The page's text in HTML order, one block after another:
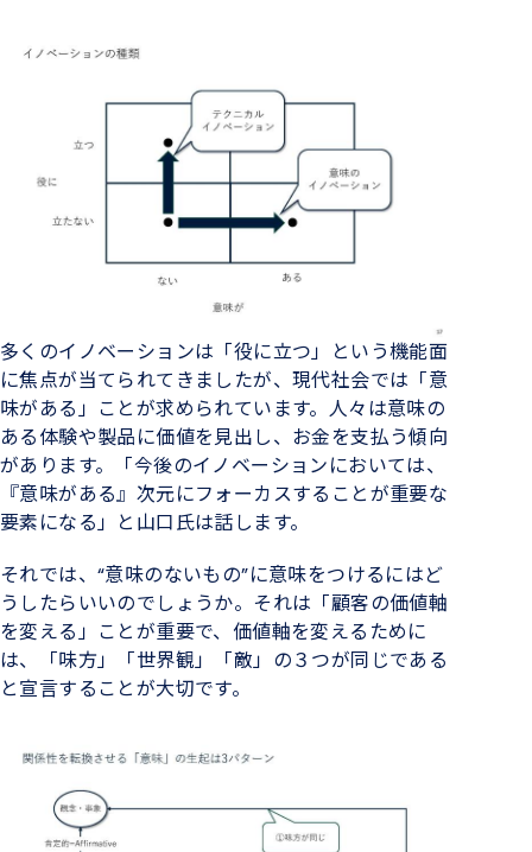
多くのイノベーションは「役に立つ」という機能面
に焦点が当てられてきましたが、現代社会では「意
味がある」ことが求められています。人々は意味の
ある体験や製品に価値を見出し、お金を支払う傾向
があります。「今後のイノベーションにおいては、
『意味がある』次元にフォーカスすることが重要な
要素になる」と山口氏は話します。
それでは、“意味のないもの”に意味をつけるにはど
うしたらいいのでしょうか。それは「顧客の価値軸
を変える」ことが重要で、価値軸を変えるために
は、「味方」「世界観」「敵」の３つが同じである
と宣言することが大切です。